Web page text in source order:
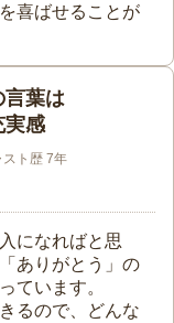
喜ばせることが
言葉は
実感
スト歴 7年
になればと思
ありがとう」の
ています。
るので、どんな